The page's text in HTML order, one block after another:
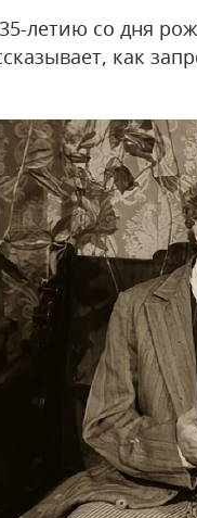
летию со дня
как